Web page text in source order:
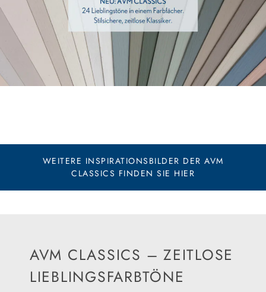
WEITERE INSPIRATIONSBILDER DER AVM
CLASSICS FINDEN SIE HIER
AVM CLASSICS – ZEITLOSE
LIEBLINGSFARBTÖNE